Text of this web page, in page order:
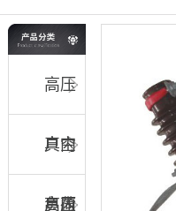
高压
真空
负荷
户内
高压
户内